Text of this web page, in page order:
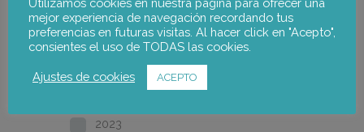
2026
2025
2023
mejor experiencia de navegación recordando tus
preferencias en futuras visitas. Al hacer click en "Acepto",
consientes el uso de TODAS las cookies.
Ajustes de cookies ACEPTO